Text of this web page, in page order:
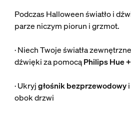
Podczas Halloween światło i
parze niczym piorun i grzmot.
· Niech Twoje światła
dźwięki za pomocąPhilips Hue
· Ukryjgłośnik bezprzewodowyi
obok drzwi